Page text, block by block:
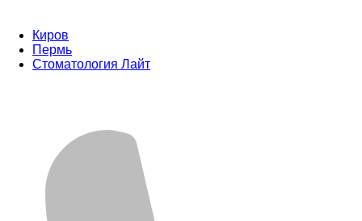
Киров
Пермь
Стоматология Лайт